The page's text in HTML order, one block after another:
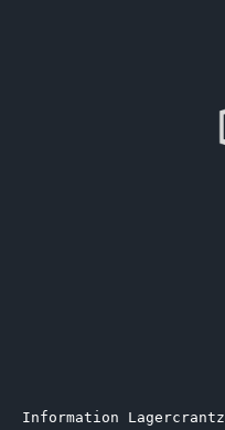
Information Lagercrantz